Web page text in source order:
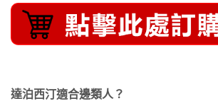
達泊西汀適合邊類人？